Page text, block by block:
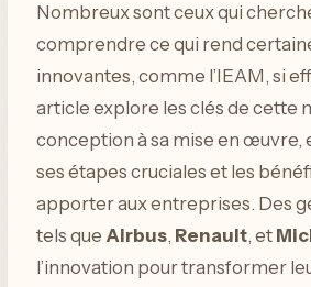
Nombreux sont ceux qui
comprendre ce qui rend
innovantes, comme l’IEAM, si
article explore les clés de cette
conception à sa mise en œuvre,
ses étapes cruciales et les
apporter aux entreprises. Des
tels que Airbus, Renault, et
l’innovation pour transformer